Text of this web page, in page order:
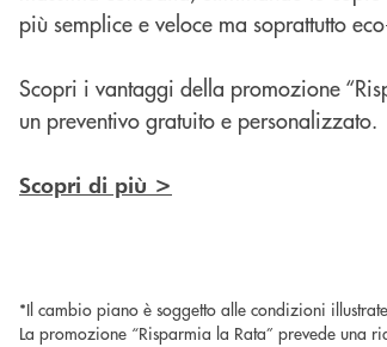
più semplice e veloce ma soprattutto
Scopri i vantaggi della promozione
un preventivo gratuito e personalizzato.
Scopri di più >
*Il cambio piano è soggetto alle condizioni
La promozione “Risparmia la Rata” prevede una